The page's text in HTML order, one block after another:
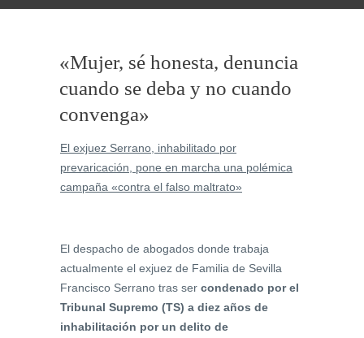
«Mujer, sé honesta, denuncia
cuando se deba y no cuando
convenga»
El exjuez Serrano, inhabilitado por
prevaricación, pone en marcha una polémica
campaña «contra el falso maltrato»
El despacho de abogados donde trabaja
actualmente el exjuez de Familia de Sevilla
Francisco Serrano tras ser condenado por el
Tribunal Supremo (TS) a diez años de
inhabilitación por un delito de